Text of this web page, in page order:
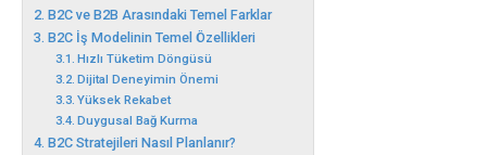
B2C ve B2B Arasındaki Temel Farklar
B2C İş Modelinin Temel Özellikleri
Hızlı Tüketim Döngüsü
Dijital Deneyimin Önemi
Yüksek Rekabet
Duygusal Bağ Kurma
B2C Stratejileri Nasıl Planlanır?